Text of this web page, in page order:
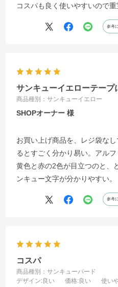
コスパも良く使いやすいので重
参考
サンキューイエローテープ
商品種別：サンキューイエロー
SHOPオーナー
お買い上げ商品を、レジ袋な
るとすごく分かり易い。アル
黄色と赤の2色が目立つのと、
ンキュー文字が分かりやすい。
参考
コスパ
商品種別：サンキューバード
デザイン:良い 価格:良い 使い